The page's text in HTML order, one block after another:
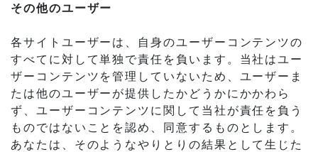
その他のユーザー
各サイトユーザーは、自身のユーザーコンテンツの
すべてに対して単独で責任を負います。当社はユー
ザーコンテンツを管理していないため、ユーザーま
たは他のユーザーが提供したかどうかにかかわら
ず、ユーザーコンテンツに関して当社が責任を負う
ものではないことを認め、同意するものとします。
あなたは、そのようなやりとりの結果として生じた